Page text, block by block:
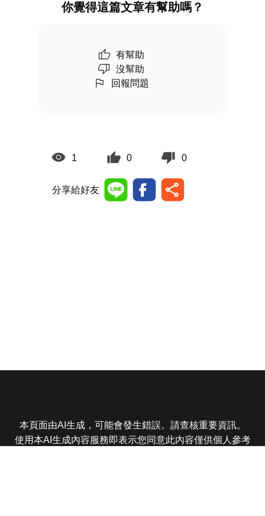
你覺得這篇文章有幫助嗎？
有幫助
沒幫助
回報問題
1 0 0
分享給好友
本頁面由AI生成，可能會發生錯誤。請查核重要資訊。
使用本AI生成內容服務即表示您同意此內容僅供個人參考